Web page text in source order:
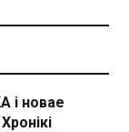
і новае